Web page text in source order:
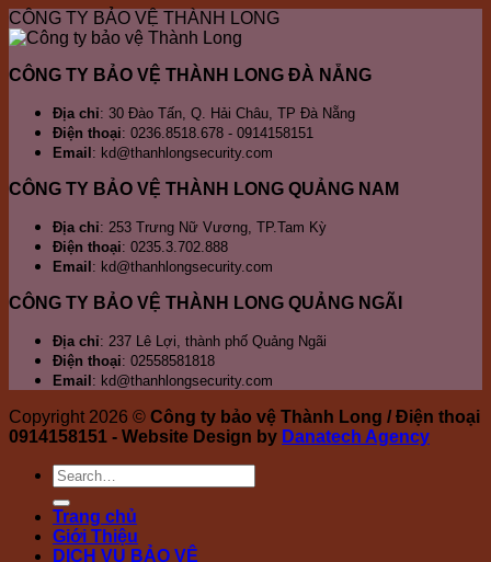
vị
bảo
chuyên
Nẵng
Ngũ
Hành
CÔNG TY BẢO VỆ THÀNH LONG
CÔNG TY BẢO VỆ THÀNH LONG ĐÀ NẴNG
Địa chỉ: 30 Đào Tấn, Q. Hải Châu, TP Đà Nẵng
Điện thoại: 0236.8518.678 - 0914158151
Email : kd@thanhlongsecurity.com
CÔNG TY BẢO VỆ THÀNH LONG QUẢNG NAM
Địa chỉ: 253 Trưng Nữ Vương, TP.Tam Kỳ
Điện thoại: 0235.3.702.888
Email : kd@thanhlongsecurity.com
CÔNG TY BẢO VỆ THÀNH LONG QUẢNG NGÃI
Địa chỉ: 237 Lê Lợi, thành phố Quảng Ngãi
Điện thoại: 02558581818
Email : kd@thanhlongsecurity.com
Copyright 2026 © Công ty bảo vệ Thành Long / Điện thoại
0914158151 - Website Design by Danatech Agency
Trang chủ
Giới Thiệu
DỊCH VỤ BẢO VỆ